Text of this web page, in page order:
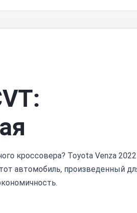
кроссовера? Toyota Venza 2022
автомобиль, произведенный